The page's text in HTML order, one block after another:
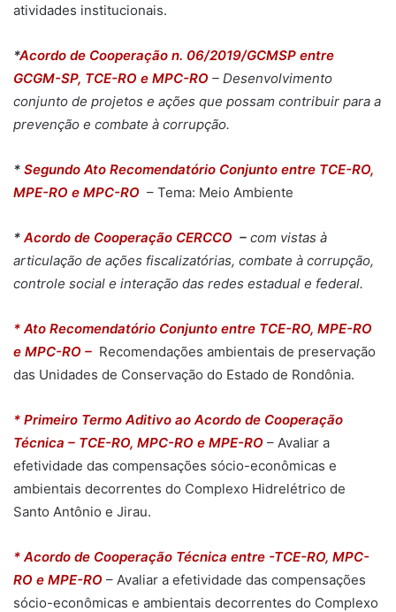
atividades institucionais.
*Acordo de Cooperação n. 06/2019/GCMSP entre
GCGM-SP, TCE-RO e MPC-RO – Desenvolvimento
conjunto de projetos e ações que possam contribuir para a
prevenção e combate à corrupção.
* Segundo Ato Recomendatório Conjunto entre TCE-RO,
MPE-RO e MPC-RO – Tema: Meio Ambiente
* Acordo de Cooperação CERCCO – com vistas à
articulação de ações fiscalizatórias, combate à corrupção,
controle social e interação das redes estadual e federal.
* Ato Recomendatório Conjunto entre TCE-RO, MPE-RO
e MPC-RO – Recomendações ambientais de preservação
das Unidades de Conservação do Estado de Rondônia.
* Primeiro Termo Aditivo ao Acordo de Cooperação
Técnica – TCE-RO, MPC-RO e MPE-RO – Avaliar a
efetividade das compensações sócio-econômicas e
ambientais decorrentes do Complexo Hidrelétrico de
Santo Antônio e Jirau.
* Acordo de Cooperação Técnica entre -TCE-RO, MPC-
RO e MPE-RO – Avaliar a efetividade das compensações
sócio-econômicas e ambientais decorrentes do Complexo